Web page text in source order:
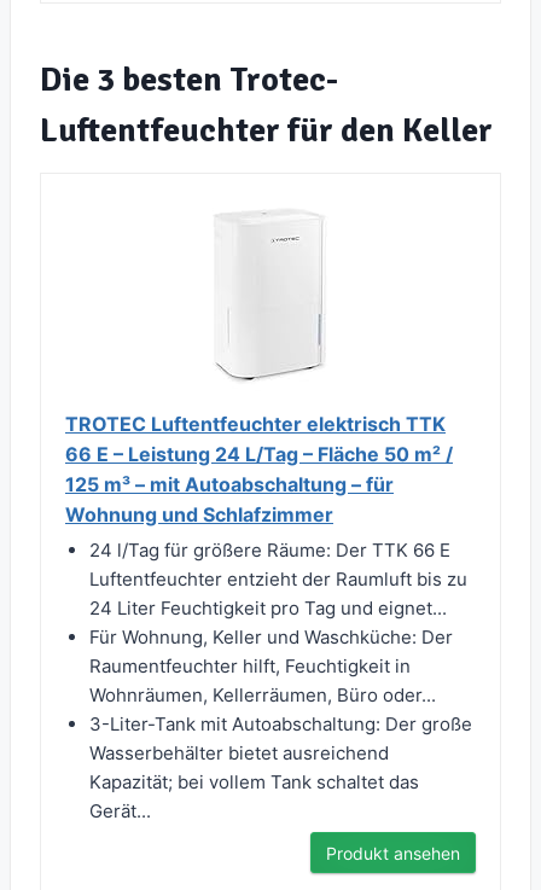
Die 3 besten Trotec-
Luftentfeuchter für den Keller
TROTEC Luftentfeuchter elektrisch TTK
66 E – Leistung 24 L/Tag – Fläche 50 m² /
125 m³ – mit Autoabschaltung – für
Wohnung und Schlafzimmer
24 l/Tag für größere Räume: Der TTK 66 E
Luftentfeuchter entzieht der Raumluft bis zu
24 Liter Feuchtigkeit pro Tag und eignet...
Für Wohnung, Keller und Waschküche: Der
Raumentfeuchter hilft, Feuchtigkeit in
Wohnräumen, Kellerräumen, Büro oder...
3-Liter-Tank mit Autoabschaltung: Der große
Wasserbehälter bietet ausreichend
Kapazität; bei vollem Tank schaltet das
Gerät...
Produkt ansehen